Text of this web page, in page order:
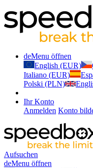
deMenu öffnen
English (EUR)
Italiano (EUR)
Polski (PLN)
Ihr Konto
Anmelden Konto
Aufsuchen
deMenu öffnen